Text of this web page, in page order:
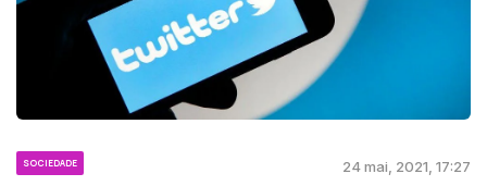
SOCIEDADE 24 mai, 2021, 17:27